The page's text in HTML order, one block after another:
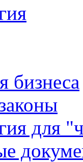
бизнеса
для